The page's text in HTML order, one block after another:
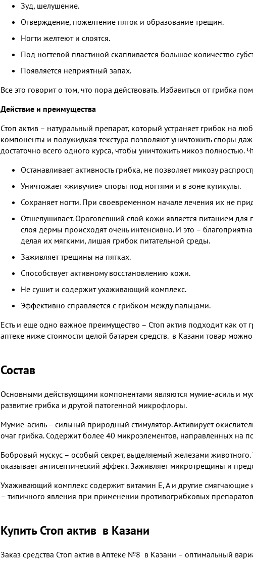
Зуд, шелушение.
Отверждение, пожелтение пяток и образование трещин.
Ногти желтеют и слоятся.
Под ногтевой пластиной скапливается большое количество
Появляется неприятный запах.
Все это говорит о том, что пора действовать. Избавиться от грибка
Действие и преимущества
Стоп актив – натуральный препарат, который устраняет грибок на
компоненты и полужидкая текстура позволяют уничтожить споры
достаточно всего одного курса, чтобы уничтожить микоз полностью.
Останавливает активность грибка, не позволяет микозу
Уничтожает «живучие» споры под ногтями и в зоне кутикулы.
Сохраняет ногти. При своевременном начале лечения их не
Отшелушивает. Ороговевший слой кожи является питанием для
слоя дермы происходят очень интенсивно. И это –
делая их мягкими, лишая грибок питательной среды.
Заживляет трещины на пятках.
Способствует активному восстановлению кожи.
Не сушит и содержит ухаживающий комплекс.
Эффективно справляется с грибком между пальцами.
Есть и еще одно важное преимущество – Стоп актив подходит как от
аптеке ниже стоимости целой батареи средств. в Казани товар
Состав
Основными действующими компонентами являются мумие-асиль и
развитие грибка и другой патогенной микрофлоры.
Мумие-асиль – сильный природный стимулятор. Активирует
очаг грибка. Содержит более 40 микроэлементов, направленных на
Бобровый мускус – особый секрет, выделяемый железами
оказывает антисептический эффект. Заживляет микротрещины и
Ухаживающий комплекс содержит витамин Е, А и другие смягчающие
– типичного явления при применении противогрибковых
Купить Стоп актив в Казани
Заказ средства Стоп актив в Аптеке №8 в Казани – оптимальный